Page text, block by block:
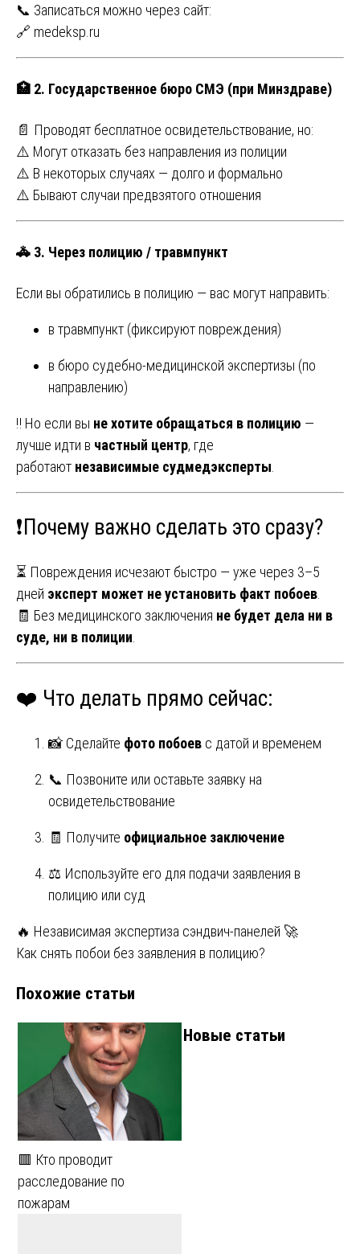
📞 Записаться можно через сайт:
🔗 medeksp.ru
🏥 2. Государственное бюро СМЭ (при Минздраве)
📄 Проводят бесплатное освидетельствование, но:
⚠️ Могут отказать без направления из полиции
⚠️ В некоторых случаях — долго и формально
⚠️ Бывают случаи предвзятого отношения
🚓 3. Через полицию / травмпункт
Если вы обратились в полицию — вас могут направить:
в травмпункт (фиксируют повреждения)
в бюро судебно-медицинской экспертизы (по
направлению)
‼️ Но если вы не хотите обращаться в полицию —
лучше идти в частный центр, где
работают независимые судмедэксперты
❗️Почему важно сделать это сразу?
⏳ Повреждения исчезают быстро — уже через 3–5
дней эксперт может не установить факт побоев.
🧾 Без медицинского заключения не будет дела ни в
суде, ни в полиции.
❤️ Что делать прямо сейчас:
📸 Сделайте фото побоев с датой и временем
📞 Позвоните или оставьте заявку на
освидетельствование
🧾 Получите официальное заключение
⚖️ Используйте его для подачи заявления в
полицию или суд
Навигация
записям
🔥 Независимая экспертиза сэндвич-панелей 🚀
Как снять побои без заявления в полицию?
Похожие статьи
🟥 Кто проводит
расследование по
пожарам
Новые статьи